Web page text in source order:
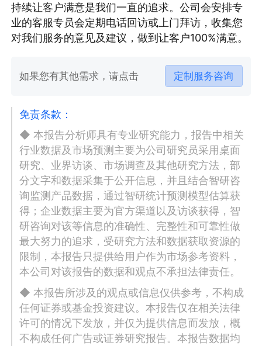
持续让客户满意是我们一直的追求。公司会安排专
业的客服专员会定期电话回访或上门拜访，收集您
对我们服务的意见及建议，做到让客户100%满意。
如果您有其他需求，请点击 定制服务咨询
免责条款：
◆ 本报告分析师具有专业研究能力，报告中相关
行业数据及市场预测主要为公司研究员采用桌面
研究、业界访谈、市场调查及其他研究方法，部
分文字和数据采集于公开信息，并且结合智研咨
询监测产品数据，通过智研统计预测模型估算获
得；企业数据主要为官方渠道以及访谈获得，智
研咨询对该等信息的准确性、完整性和可靠性做
最大努力的追求，受研究方法和数据获取资源的
限制，本报告只提供给用户作为市场参考资料，
本公司对该报告的数据和观点不承担法律责任。
◆ 本报告所涉及的观点或信息仅供参考，不构成
任何证券或基金投资建议。本报告仅在相关法律
许可的情况下发放，并仅为提供信息而发放，概
不构成任何广告或证券研究报告。本报告数据均